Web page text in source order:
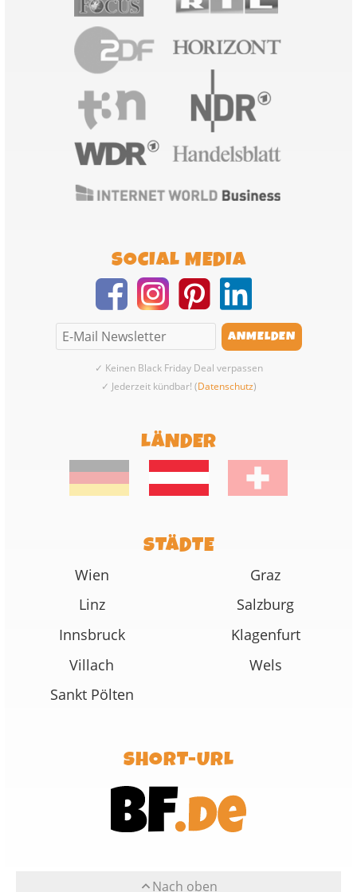
SOCIAL MEDIA
✓ Keinen Black Friday Deal verpassen
✓ Jederzeit kündbar! (Datenschutz)
LÄNDER
STÄDTE
Wien
Graz
Linz
Salzburg
Innsbruck
Klagenfurt
Villach
Wels
Sankt Pölten
SHORT-URL
Nach oben